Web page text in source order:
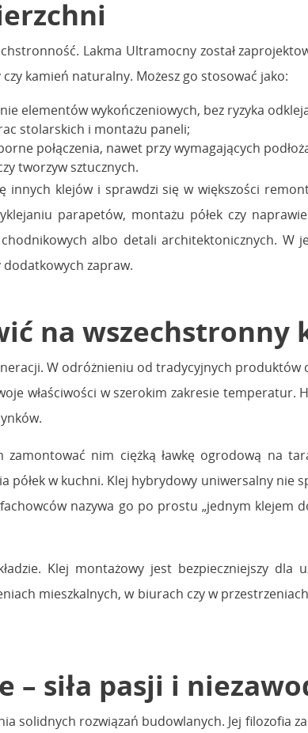
Lakma Ultramocny został
kamień naturalny. Możesz go stosować jako:
elementów wykończeniowych, bez ryzyka
stolarskich i montażu paneli;
połączenia, nawet przy wymagających
tworzyw sztucznych.
innych klejów i sprawdzi się w większości
parapetów, montażu półek czy
albo detali architektonicznych. W
dodatkowych zapraw.
na wszechstronny
W odróżnieniu od tradycyjnych produktów
właściwości w szerokim zakresie temperatur.
nim ciężką ławkę ogrodową na
w kuchni. Klej hybrydowy uniwersalny nie
nazywa go po prostu „jednym klejem
Klej montażowy jest bezpieczniejszy dla
mieszkalnych, w biurach czy w
– siła pasji i
solidnych rozwiązań budowlanych. Jej filozofia